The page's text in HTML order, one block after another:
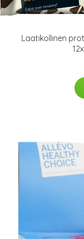
Laatikollinen